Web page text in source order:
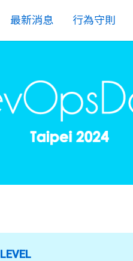
最新消息 行為守則
LEVEL